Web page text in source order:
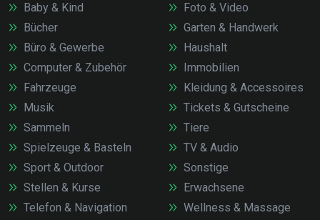
Baby & Kind
Bücher
Büro & Gewerbe
Computer & Zubehör
Fahrzeuge
Foto & Video
Garten & Handwerk
Haushalt
Immobilien
Kleidung & Accessoires
Musik
Sammeln
Spielzeuge & Basteln
Sport & Outdoor
Stellen & Kurse
Telefon & Navigation
Tickets & Gutscheine
Tiere
TV & Audio
Sonstige
Erwachsene
Wellness & Massage